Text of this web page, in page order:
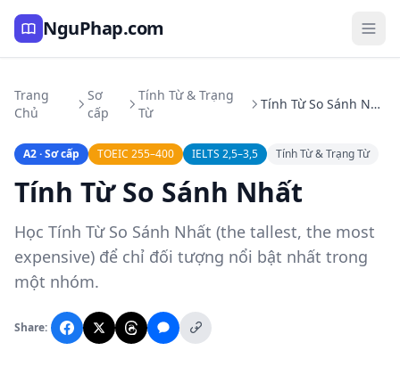
NguPhap.com
Trang
Chủ
Sơ
cấp
Tính Từ & Trạng
Từ
Tính Từ So Sánh Nhất
A2 · Sơ cấp TOEIC 255–400 IELTS 2,5–3,5 Tính Từ & Trạng Từ
Tính Từ So Sánh Nhất
Học Tính Từ So Sánh Nhất (the tallest, the most
expensive) để chỉ đối tượng nổi bật nhất trong
một nhóm.
Share: